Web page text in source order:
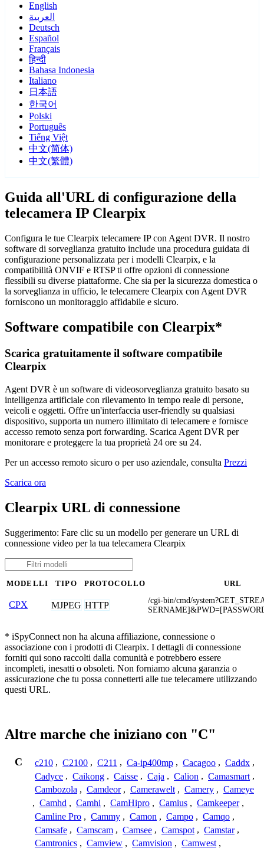
English
العربية
Deutsch
Español
Français
हिन्दी
Bahasa Indonesia
Italiano
日本語
한국어
Polski
Português
Tiếng Việt
中文(简体)
中文(繁體)
Guida all'URL di configurazione della
telecamera IP Clearpix
Configura le tue Clearpix telecamere IP con Agent DVR. Il nostro
software di sorveglianza gratuito include una procedura guidata di
configurazione personalizzata per i modelli Clearpix, e la
compatibilità ONVIF e RTSP ti offre opzioni di connessione
flessibili su diverse piattaforme. Che sia per la sicurezza domestica o
la sorveglianza in ufficio, le telecamere Clearpix con Agent DVR
forniscono un monitoraggio affidabile e sicuro.
Software compatibile con Clearpix*
Scarica gratuitamente il software compatibile
Clearpix
Agent DVR è un software di videosorveglianza gratuito basato su
intelligenza artificiale con rilevamento in tempo reale di persone,
veicoli e oggetti. Offre un'interfaccia user-friendly su qualsiasi
dispositivo, supporta un numero illimitato di telecamere e fornisce
accesso remoto senza port forwarding. Scarica Agent DVR per
monitorare e proteggere la tua proprietà 24 ore su 24.
Per un accesso remoto sicuro o per uso aziendale, consulta Prezzi
Scarica ora
Clearpix URL di connessione
Suggerimento: Fare clic su un modello per generare un URL di
connessione video per la tua telecamera Clearpix
MODELLI TIPO PROTOCOLLO URL
CPX MJPEG HTTP
/cgi-bin/cmd/
* iSpyConnect non ha alcuna affiliazione, connessione o
associazione con i prodotti di Clearpix. I dettagli di connessione
forniti qui sono raccolti dalla comunità e potrebbero essere
incompleti, inesatti o obsoleti. Non forniamo alcuna garanzia o
assicurazione che tu possa connetterti alle tue telecamere utilizzando
questi URL.
Altre marche che iniziano con "C"
C c210 , C2100 , C211 , Ca-ip400mp , Cacagoo , Caddx ,
Cadyce , Caikong , Caisse , Caja , Calion , Camasmart ,
Cambozola , Camdeor , Camerawelt , Camery , Cameye
, Camhd , Camhi , CamHipro , Camius , Camkeeper ,
Camline Pro , Cammy , Camon , Campo , Camqo ,
Camsafe , Camscam , Camsee , Camspot , Camstar ,
Camtronics , Camview , Camvision , Camwest ,